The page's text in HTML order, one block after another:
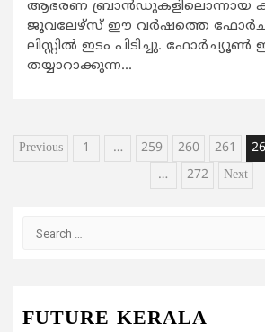
ആഭരണ ബ്രാന്‍ഡുകളിലൊന്നായ
ജൂവലേഴ്‌സ് ഈ വർഷത്തെ
ലിസ്റ്റില്‍ ഇടം പിടിച്ചു. ഫോർച്യൂണ്‍
തയ്യാറാക്കുന്ന...
Posts
Previous 1 … 259 260 261
…
272 Next
FUTURE KERALA